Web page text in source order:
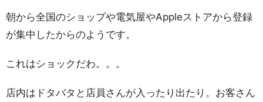
朝から全国のショップや電気屋やAppleストアから登録
が集中したからのようです。
これはショックだわ。。。
店内はドタバタと店員さんが入ったり出たり。お客さん